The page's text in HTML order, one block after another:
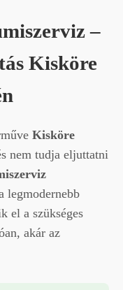
–
Kisköre
Kisköre
nem tudja eljuttatni
legmodernebb
el a szükséges
akár az